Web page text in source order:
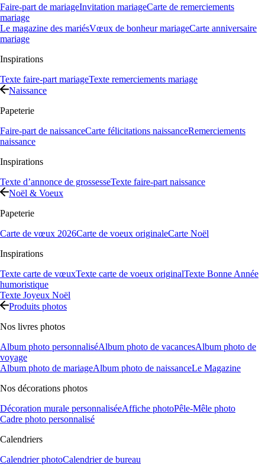
Faire-part de mariageInvitation mariageCarte de remerciements
mariage
Le magazine des mariésVœux de bonheur mariageCarte anniversaire
mariage
Inspirations
Texte faire-part mariageTexte remerciements mariage
Naissance
Papeterie
Faire-part de naissanceCarte félicitations naissanceRemerciements
naissance
Inspirations
Texte d’annonce de grossesseTexte faire-part naissance
Noël & Voeux
Papeterie
Carte de vœux 2026Carte de voeux originaleCarte Noël
Inspirations
Texte carte de vœuxTexte carte de voeux originalTexte Bonne Année
humoristique
Texte Joyeux Noël
Produits photos
Nos livres photos
Album photo personnaliséAlbum photo de vacancesAlbum photo de
voyage
Album photo de mariageAlbum photo de naissanceLe Magazine
Nos décorations photos
Décoration murale personnaliséeAffiche photoPêle-Mêle photo
Cadre photo personnalisé
Calendriers
Calendrier photoCalendrier de bureau